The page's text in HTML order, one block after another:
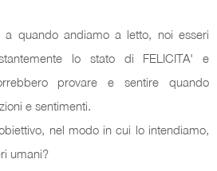
a quando andiamo a letto, noi esseri
lo stato di FELICITA' e
provare e sentire quando
e sentimenti.
nel modo in cui lo intendiamo,
umani?